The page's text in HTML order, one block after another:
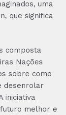
uma
que significa
composta
Nações
sobre como
desenrolar
iniciativa
melhor e